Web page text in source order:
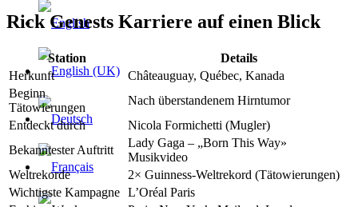
Rick Genests Karriere auf einen Blick
Station
Details
Herkunft
Châteauguay, Québec, Kanada
Beginn
Tätowierungen
Nach überstandenem Hirntumor
Entdeckt durch
Nicola Formichetti (Mugler)
Bekanntester Auftritt
Lady Gaga – „Born This Way»
Musikvideo
Weltrekorde
2× Guinness-Weltrekord (Tätowierungen)
Wichtigste Kampagne L’Oréal Paris